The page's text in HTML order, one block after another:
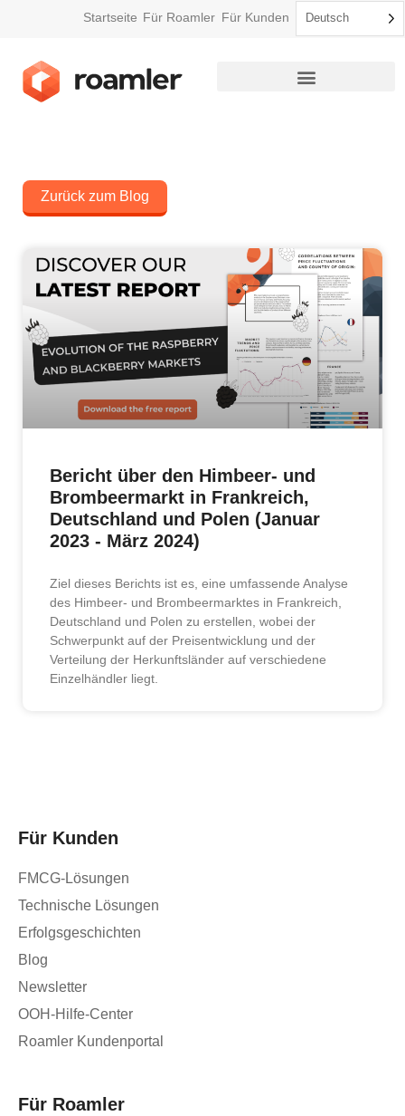
Startseite Für Roamler Für Kunden Deutsch
Zurück zum Blog
Bericht über den Himbeer- und
Brombeermarkt in Frankreich,
Deutschland und Polen (Januar
2023 - März 2024)
Ziel dieses Berichts ist es, eine umfassende Analyse
des Himbeer- und Brombeermarktes in Frankreich,
Deutschland und Polen zu erstellen, wobei der
Schwerpunkt auf der Preisentwicklung und der
Verteilung der Herkunftsländer auf verschiedene
Einzelhändler liegt.
Für Kunden
FMCG-Lösungen
Technische Lösungen
Erfolgsgeschichten
Blog
Newsletter
OOH-Hilfe-Center
Roamler Kundenportal
Für Roamler